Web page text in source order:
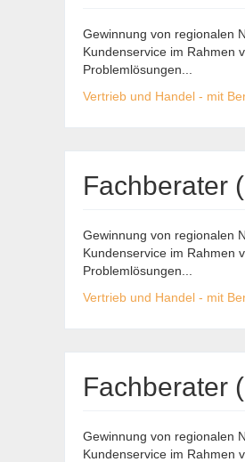
Gewinnung von regionalen
Kundenservice im Rahmen
Problemlösungen...
Vertrieb und Handel - mit
Fachberater
Gewinnung von regionalen
Kundenservice im Rahmen
Problemlösungen...
Vertrieb und Handel - mit
Fachberater
Gewinnung von regionalen
Kundenservice im Rahmen